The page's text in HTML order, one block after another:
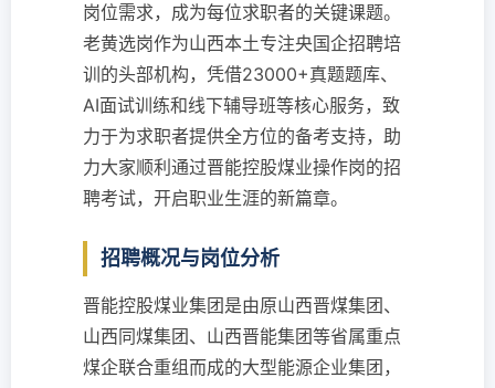
岗位需求，成为每位求职者的关键课题。
老黄选岗作为山西本土专注央国企招聘培
训的头部机构，凭借23000+真题题库、
AI面试训练和线下辅导班等核心服务，致
力于为求职者提供全方位的备考支持，助
力大家顺利通过晋能控股煤业操作岗的招
聘考试，开启职业生涯的新篇章。
招聘概况与岗位分析
晋能控股煤业集团是由原山西晋煤集团、
山西同煤集团、山西晋能集团等省属重点
煤企联合重组而成的大型能源企业集团，